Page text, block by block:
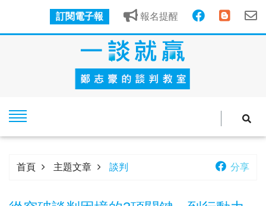
訂閱電子報 報名提醒
首頁 主題文章 談判 分享